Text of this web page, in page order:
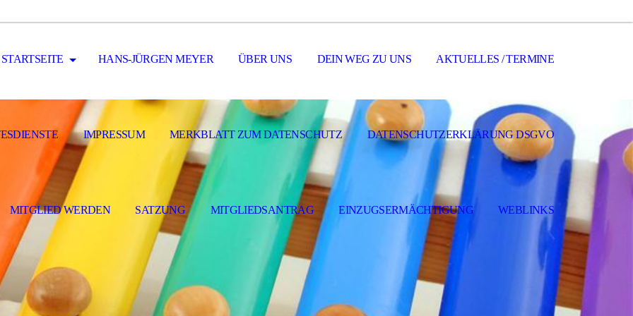
STARTSEITE HANS-JÜRGEN MEYER ÜBER UNS DEIN WEG ZU UNS AKTUELLES / TERMINE
IMPRESSUM MERKBLATT ZUM DATENSCHUTZ DATENSCHUTZERKLÄRUNG DSGVO
MITGLIED WERDEN SATZUNG MITGLIEDSANTRAG EINZUGSERMÄCHTIGUNG WEBLINKS